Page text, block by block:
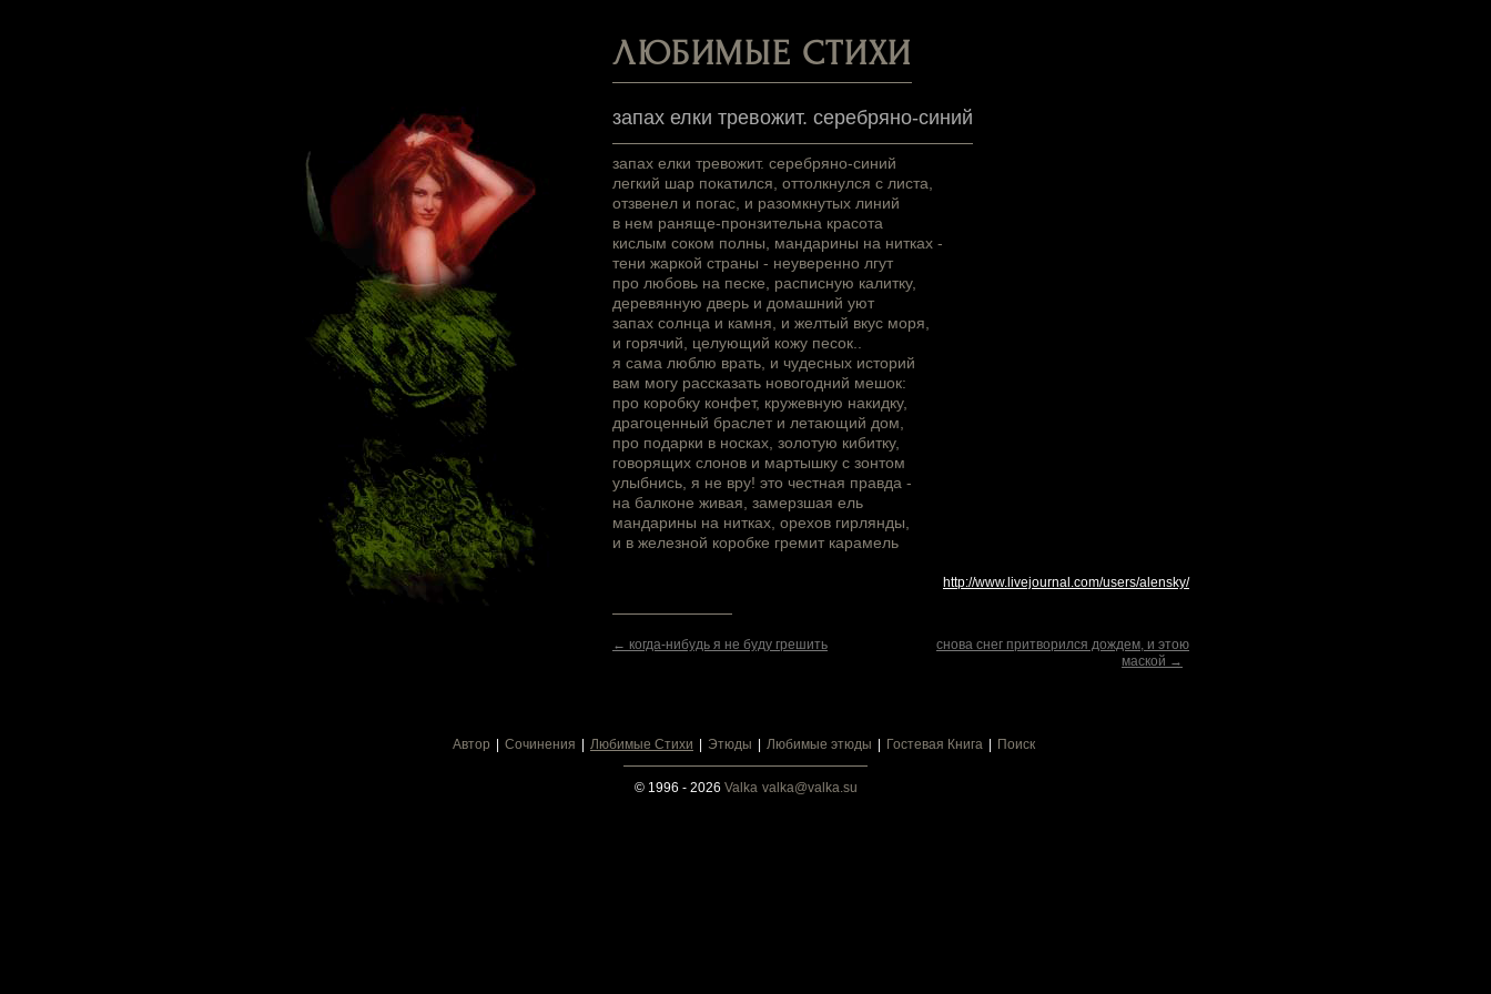
ЛЮБИМЫЕ СТИХИ
запах елки тревожит. серебряно-синий
запах елки тревожит. серебряно-синий
легкий шар покатился, оттолкнулся с листа,
отзвенел и погас, и разомкнутых линий
в нем раняще-пронзительна красота
кислым соком полны, мандарины на нитках -
тени жаркой страны - неуверенно лгут
про любовь на песке, расписную калитку,
деревянную дверь и домашний уют
запах солнца и камня, и желтый вкус моря,
и горячий, целующий кожу песок..
я сама люблю врать, и чудесных историй
вам могу рассказать новогодний мешок:
про коробку конфет, кружевную накидку,
драгоценный браслет и летающий дом,
про подарки в носках, золотую кибитку,
говорящих слонов и мартышку с зонтом
улыбнись, я не вру! это честная правда -
на балконе живая, замерзшая ель
мандарины на нитках, орехов гирлянды,
и в железной коробке гремит карамель
http://www.livejournal.com/users/alensky/
← когда-нибудь я не буду грешить
снова снег притворился дождем, и этою
маской →
Автор Сочинения Любимые Стихи Этюды Любимые этюды Гостевая Книга Поиск
© 1996 - 2026 Valka valka@valka.su